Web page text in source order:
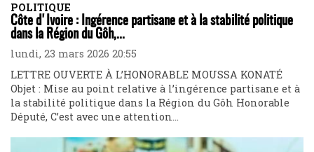
POLITIQUE
Côte d'Ivoire : Ingérence partisane et à la stabilité politique
dans la Région du Gôh,...
lundi, 23 mars 2026 20:55
LETTRE OUVERTE À L’HONORABLE MOUSSA KONATÉ
Objet : Mise au point relative à l’ingérence partisane et à
la stabilité politique dans la Région du Gôh Honorable
Député, C’est avec une attention...